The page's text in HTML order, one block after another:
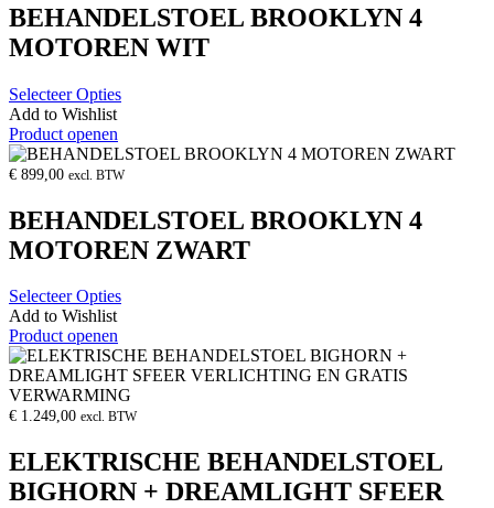
BEHANDELSTOEL BROOKLYN 4
MOTOREN WIT
Selecteer Opties
Add to Wishlist
Product openen
€ 899,00 excl. BTW
BEHANDELSTOEL BROOKLYN 4
MOTOREN ZWART
Selecteer Opties
Add to Wishlist
Product openen
€ 1.249,00 excl. BTW
ELEKTRISCHE BEHANDELSTOEL
BIGHORN + DREAMLIGHT SFEER